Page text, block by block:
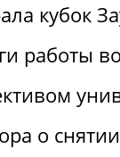
кубок
работы
о